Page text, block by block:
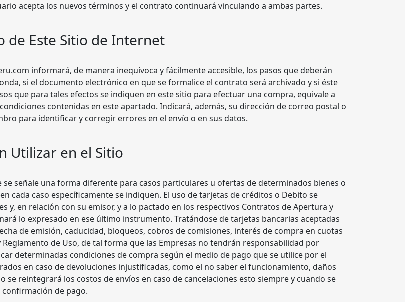
acepta los nuevos términos y el contrato continuará vinculando a ambas partes.
de Este Sitio de Internet
informará, de manera inequívoca y fácilmente accesible, los pasos que deberán
si el documento electrónico en que se formalice el contrato será archivado y si éste
que para tales efectos se indiquen en este sitio para efectuar una compra, equivale a
contenidas en este apartado. Indicará, además, su dirección de correo postal o
para identificar y corregir errores en el envío o en sus datos.
Utilizar en el Sitio
señale una forma diferente para casos particulares u ofertas de determinados bienes o
cada caso específicamente se indiquen. El uso de tarjetas de créditos o Debito se
y, en relación con su emisor, y a lo pactado en los respectivos Contratos de Apertura y
lo expresado en ese último instrumento. Tratándose de tarjetas bancarias aceptadas
de emisión, caducidad, bloqueos, cobros de comisiones, interés de compra en cuotas
de Uso, de tal forma que las Empresas no tendrán responsabilidad por
determinadas condiciones de compra según el medio de pago que se utilice por el
en caso de devoluciones injustificadas, como el no saber el funcionamiento, daños
reintegrará los costos de envíos en caso de cancelaciones esto siempre y cuando se
de pago.